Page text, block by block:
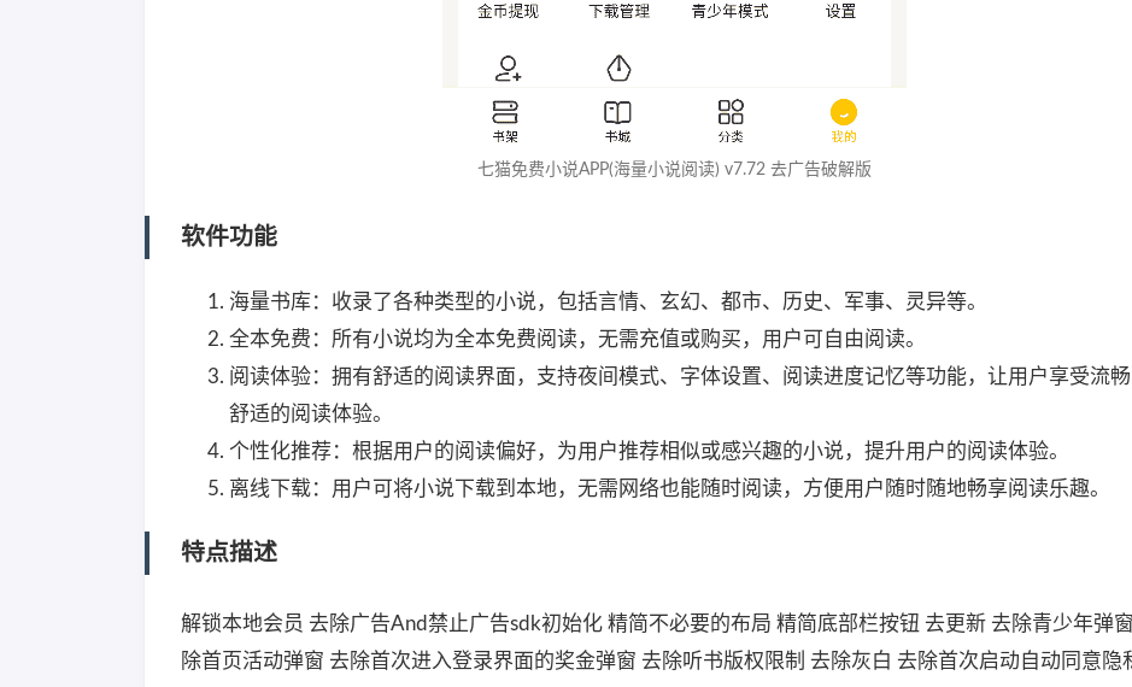
七猫免费小说APP(海量小说阅读) v7.72 去广告破解版
软件功能
海量书库：收录了各种类型的小说，包括言情、玄幻、都市、历史、军事、灵异等。
全本免费：所有小说均为全本免费阅读，无需充值或购买，用户可自由阅读。
阅读体验：拥有舒适的阅读界面，支持夜间模式、字体设置、阅读进度记忆等功能，让用户享受流畅
舒适的阅读体验。
个性化推荐：根据用户的阅读偏好，为用户推荐相似或感兴趣的小说，提升用户的阅读体验。
离线下载：用户可将小说下载到本地，无需网络也能随时阅读，方便用户随时随地畅享阅读乐趣。
特点描述
解锁本地会员 去除广告And禁止广告sdk初始化 精简不必要的布局 精简底部栏按钮 去更新 去除青少年弹
除首页活动弹窗 去除首次进入登录界面的奖金弹窗 去除听书版权限制 去除灰白 去除首次启动自动同意隐